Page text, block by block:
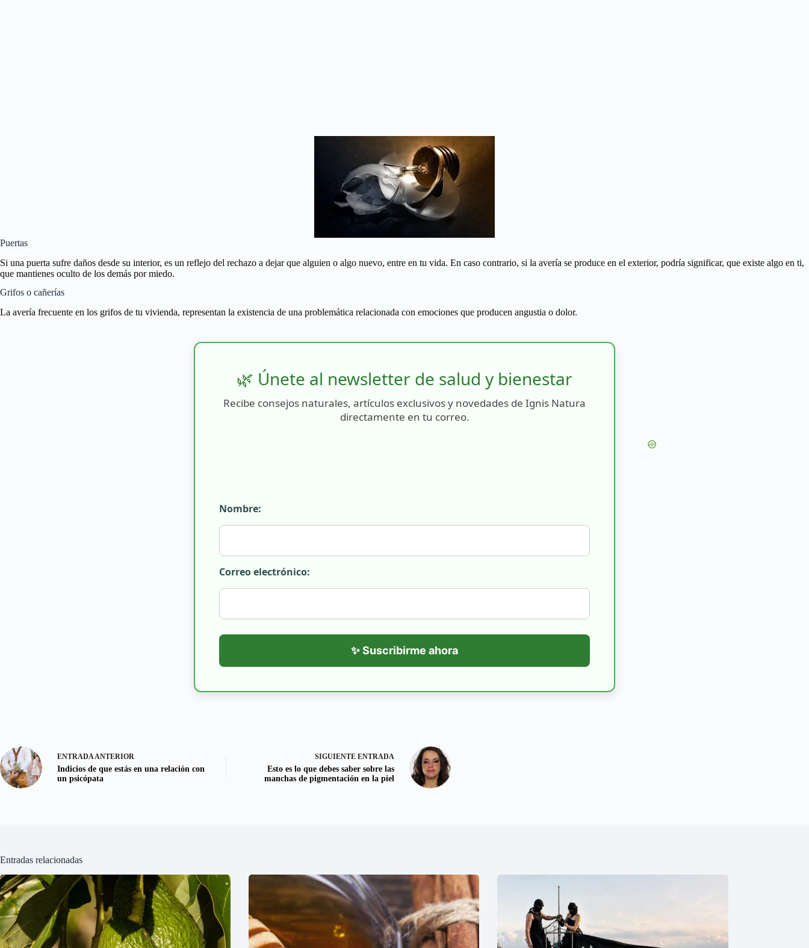
Puertas
Si una puerta sufre daños desde su interior, es un reflejo del rechazo a dejar que alguien o algo nuevo, entre en tu vida. En caso contrario, si la avería se produce en el exterior, podría significar, que existe algo en ti,
que mantienes oculto de los demás por miedo.
Grifos o cañerías
La avería frecuente en los grifos de tu vivienda, representan la existencia de una problemática relacionada con emociones que producen angustia o dolor.
🌿 Únete al newsletter de salud y bienestar
Recibe consejos naturales, artículos exclusivos y novedades de Ignis Natura
directamente en tu correo.
Nombre:
Correo electrónico:
✨ Suscribirme ahora
ENTRADAANTERIOR
Indicios de que estás en una relación con
un psicópata
SIGUIENTE ENTRADA
Esto es lo que debes saber sobre las
manchas de pigmentación en la piel
Entradas relacionadas